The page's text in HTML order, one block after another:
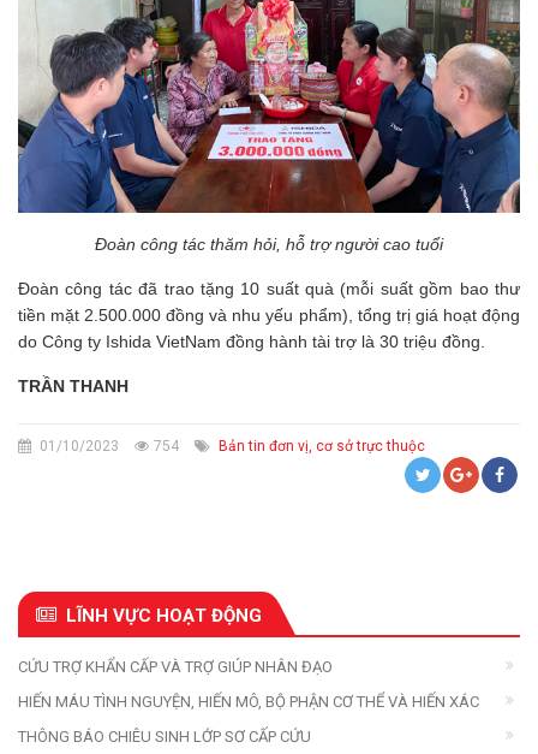
Đoàn công tác thăm hỏi, hỗ trợ người cao tuổi
Đoàn công tác đã trao tặng 10 suất quà (mỗi suất gồm bao thư
tiền mặt 2.500.000 đồng và nhu yếu phẩm), tổng trị giá hoạt động
do Công ty Ishida VietNam đồng hành tài trợ là 30 triệu đồng.
TRẦN THANH
01/10/2023 754 Bản tin đơn vị, cơ sở trực thuộc
LĨNH VỰC HOẠT ĐỘNG
CỨU TRỢ KHẨN CẤP VÀ TRỢ GIÚP NHÂN ĐẠO
HIẾN MÁU TÌNH NGUYỆN, HIẾN MÔ, BỘ PHẬN CƠ THỂ VÀ HIẾN XÁC
THÔNG BÁO CHIÊU SINH LỚP SƠ CẤP CỨU